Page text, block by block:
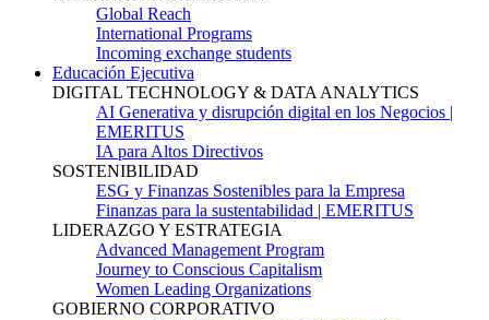
Global Reach
International Programs
Incoming exchange students
Educación Ejecutiva
DIGITAL TECHNOLOGY & DATA ANALYTICS
AI Generativa y disrupción digital en los Negocios |
EMERITUS
IA para Altos Directivos
SOSTENIBILIDAD
ESG y Finanzas Sostenibles para la Empresa
Finanzas para la sustentabilidad | EMERITUS
LIDERAZGO Y ESTRATEGIA
Advanced Management Program
Journey to Conscious Capitalism
Women Leading Organizations
GOBIERNO CORPORATIVO